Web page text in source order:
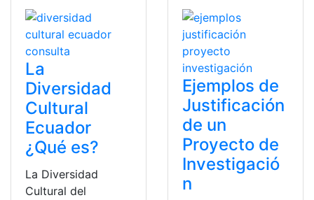
La
Diversidad
Cultural
Ecuador
¿Qué es?
La Diversidad
Cultural del
Ejemplos de
Justificación
de un
Proyecto de
Investigació
n